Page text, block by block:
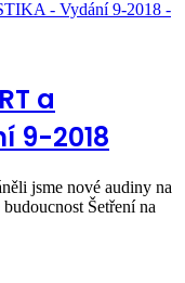
a
9-2018
jsme nové audiny na
Šetření na